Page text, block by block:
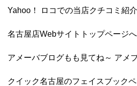
Yahoo！ ロコでの当店クチコミ紹
名古屋店Webサイトトップページ
アメーバブログもも見てね～ アメ
クイック名古屋のフェイスブック